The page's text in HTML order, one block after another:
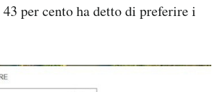
per cento ha detto di preferire i